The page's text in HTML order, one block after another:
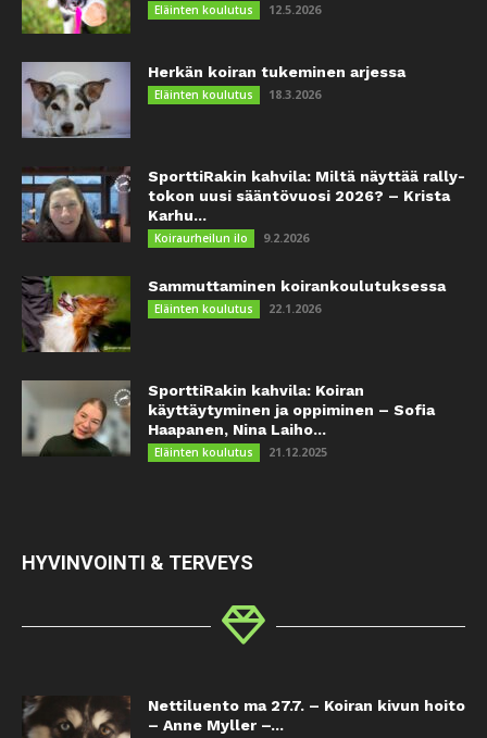
Eläinten koulutus 12.5.2026
Herkän koiran tukeminen arjessa
Eläinten koulutus 18.3.2026
SporttiRakin kahvila: Miltä näyttää rally-
tokon uusi sääntövuosi 2026? – Krista
Karhu...
Koiraurheilun ilo 9.2.2026
Sammuttaminen koirankoulutuksessa
Eläinten koulutus 22.1.2026
SporttiRakin kahvila: Koiran
käyttäytyminen ja oppiminen – Sofia
Haapanen, Nina Laiho...
Eläinten koulutus 21.12.2025
HYVINVOINTI & TERVEYS
Nettiluento ma 27.7. – Koiran kivun hoito
– Anne Myller –...